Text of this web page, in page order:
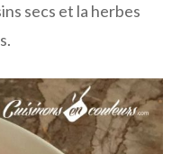
secs et la herbes